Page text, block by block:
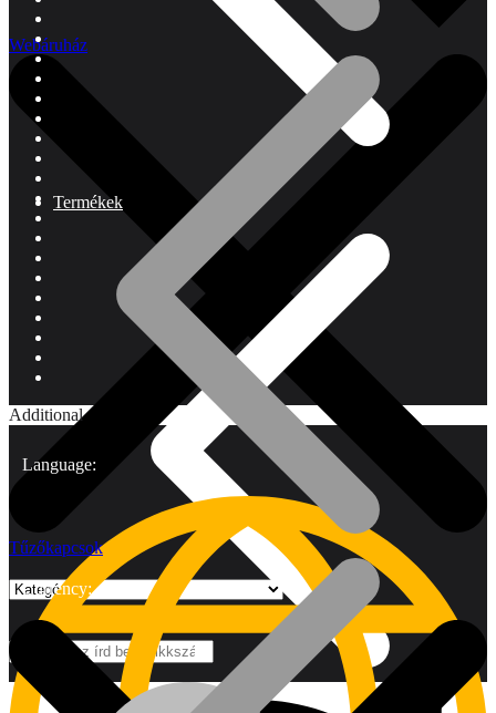
Termékek
Additional
Language:
Currency:
Webáruház
Tűzőkapcsok